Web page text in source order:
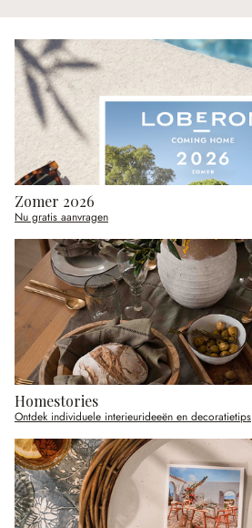
Zomer 2026
Nu gratis aanvragen
Homestories
Ontdek individuele interieurideeën en decoratietips